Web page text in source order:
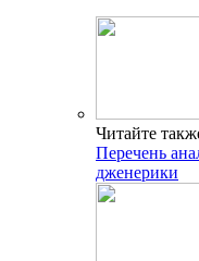
Читайте
Перечень
дженерики